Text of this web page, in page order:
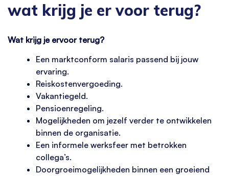
wat krijg je er voor terug?
Wat krijg je ervoor terug?
Een marktconform salaris passend bij jouw
ervaring.
Reiskostenvergoeding.
Vakantiegeld.
Pensioenregeling.
Mogelijkheden om jezelf verder te ontwikkelen
binnen de organisatie.
Een informele werksfeer met betrokken
collega’s.
Doorgroeimogelijkheden binnen een groeiend